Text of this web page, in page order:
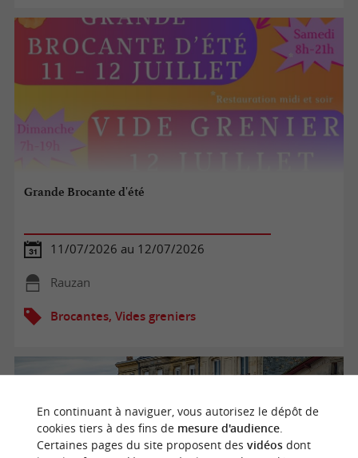
Grande Brocante d'été
11/07/2026 au 12/07/2026
Rauzan
Brocantes, Vides greniers
En continuant à naviguer, vous autorisez le dépôt de
cookies tiers à des fins de mesure d'audience.
Certaines pages du site proposent des vidéosdont